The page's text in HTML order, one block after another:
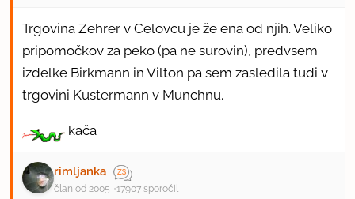
Trgovina Zehrer v Celovcu je že ena od njih. Veliko
pripomočkov za peko (pa ne surovin), predvsem
izdelke Birkmann in Vilton pa sem zasledila tudi v
trgovini Kustermann v Munchnu.
kača
rimljanka
član od 2005 17907 sporočil